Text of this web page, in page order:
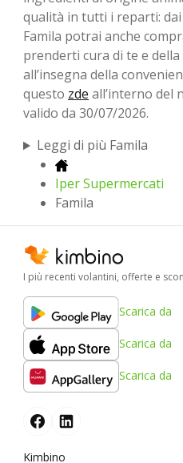
qualità in tutti i reparti:
Famila potrai anche
prenderti cura di te e della
all’insegna della
questo zde all’interno del
valido da 30/07/2026.
Leggi di più Famila
Iper Supermercati
Famila
I più recenti volantini, offerte e
Scarica da
Scarica da
Scarica da
Kimbino